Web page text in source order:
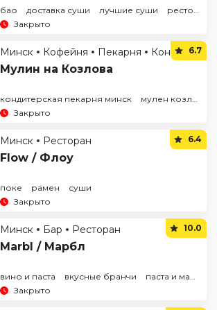
бао доставка суши лучшие суши
ресторан Ronin
Закрыто
Минск Кофейня Пекарня Кондитерская
Мулин на Козлова
6.7
кондитерская пекарня минск
мулен козлова
Закрыто
Минск Ресторан
Flow / Флоу
6.4
поке рамен
суши
Закрыто
Минск Бар Ресторан
Marbl / Марбл
10.0
вино и паста вкусные бранчи
паста и макароны
Закрыто